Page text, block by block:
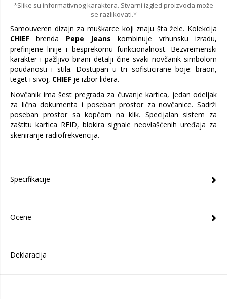
*Slike su informativnog karaktera. Stvarni izgled proizvoda može
se razlikovati.*
Samouveren dizajn za muškarce koji znaju šta žele. Kolekcija
CHIEFbrenda Pepe Jeanskombinuje vrhunsku izradu,
prefinjene linije i besprekornu funkcionalnost. Bezvremenski
karakter i pažljivo birani detalji čine svaki novčanik simbolom
poudanosti i stila. Dostupan u tri sofisticirane boje: braon,
teget i sivoj, CHIEF je izbor lidera.
Novčanik ima šest pregrada za čuvanje kartica, jedan odeljak
za lična dokumenta i poseban prostor za novčanice. Sadrži
poseban prostor sa kopčom na klik. Specijalan sistem za
zaštitu kartica RFID, blokira signale neovlašćenih uređaja za
skeniranje radiofrekvencija.
Specifikacije
Ocene
Deklaracija